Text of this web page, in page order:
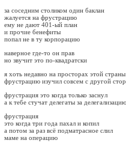
за соседним столиком один баклан
жалуется на фрустрацию
ему не дают 401-ый план
и прочие бенефиты
попал не в ту корпорацию
наверное где-то он прав
но звучит это по-квадратски
я хоть недавно на просторах этой страны
фрустрацию изучил совсем с другой
фрустрация это когда только заснул
а к тебе стучат делегаты за делегализацию
фрустрация
это когда три года пахал и копил
а потом за раз всё подматрасное слил
маме на операцию